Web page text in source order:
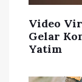
Video
Gelar
Yatim